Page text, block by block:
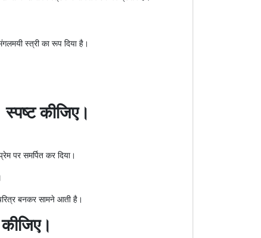
स्त्री का रूप दिया है।
कीजिए।
पर समर्पित कर दिया।
बनकर सामने आती है।